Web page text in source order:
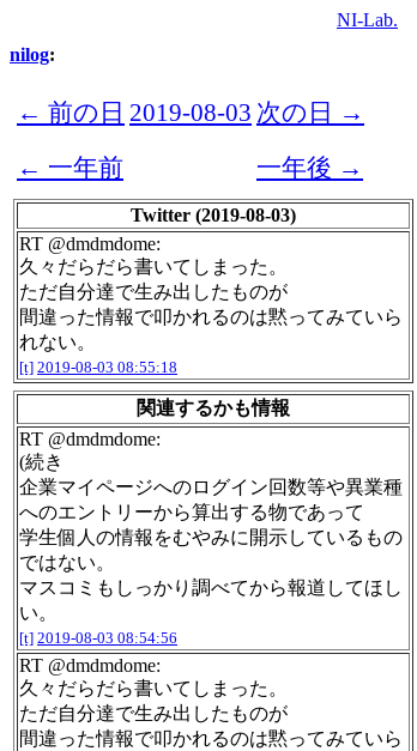
NI-Lab.
nilog:
← 前の日 2019-08-03 次の日 →
← 一年前
一年後 →
Twitter (2019-08-03)
RT @dmdmdome:
久々だらだら書いてしまった。
ただ自分達で生み出したものが
間違った情報で叩かれるのは黙ってみていら
れない。
[t] 2019-08-03 08:55:18
関連するかも情報
RT @dmdmdome:
(続き
企業マイページへのログイン回数等や異業種
へのエントリーから算出する物であって
学生個人の情報をむやみに開示しているもの
ではない。
マスコミもしっかり調べてから報道してほし
い。
[t] 2019-08-03 08:54:56
RT @dmdmdome:
久々だらだら書いてしまった。
ただ自分達で生み出したものが
間違った情報で叩かれるのは黙ってみていら